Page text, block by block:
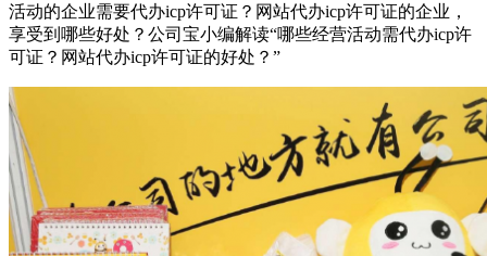
活动的企业需要代办icp许可证？网站代办icp许可证的企业，
享受到哪些好处？公司宝小编解读“哪些经营活动需代办icp许
可证？网站代办icp许可证的好处？”